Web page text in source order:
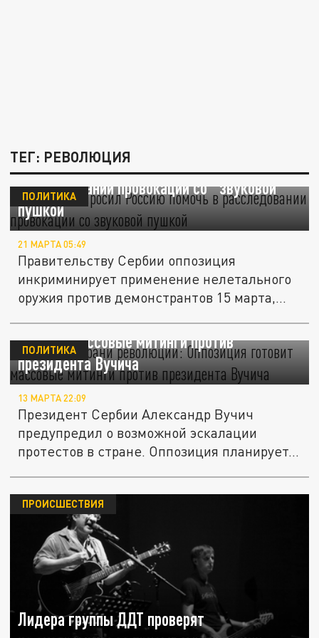
ТЕГ: РЕВОЛЮЦИЯ
Вучевич попросил Россию помочь в
расследовании провокации со "звуковой
пушкой"
ПОЛИТИКА
21 МАРТА 05:49
Правительству Сербии оппозиция
инкриминирует применение нелетального
оружия против демонстрантов 15 марта,
Сербия на грани революции: Оппозиция
готовит массовые митинги против
президента Вучича
ПОЛИТИКА
13 МАРТА 22:09
Президент Сербии Александр Вучич
предупредил о возможной эскалации
протестов в стране. Оппозиция планирует...
Лидера группы ДДТ проверят
ПРОИСШЕСТВИЯ